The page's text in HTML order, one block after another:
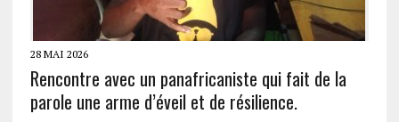
28 MAI 2026
Rencontre avec un panafricaniste qui fait de la
parole une arme d’éveil et de résilience.